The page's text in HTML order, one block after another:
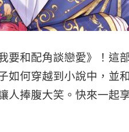
要和配角談戀愛》！這
如何穿越到小說中，並
人捧腹大笑。快來一起